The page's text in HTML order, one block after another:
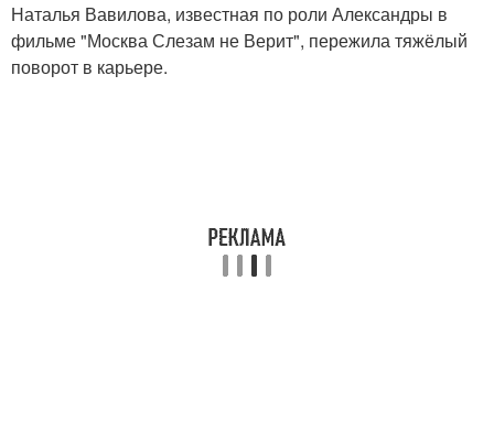
Наталья Вавилова, известная по роли Александры в
фильме "Москва Слезам не Верит", пережила тяжёлый
поворот в карьере.